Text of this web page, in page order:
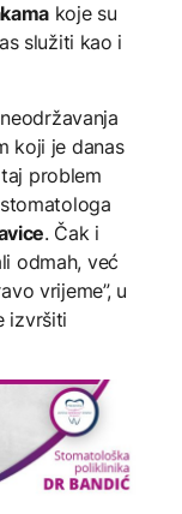
koje su
služiti kao i
koji je danas
problem
. Čak i
odmah, već
vrijeme”, u
izvršiti